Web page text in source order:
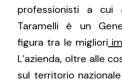
professionisti a cui
Taramelli è un
figura tra le migliori
L’azienda, oltre alle
sul territorio